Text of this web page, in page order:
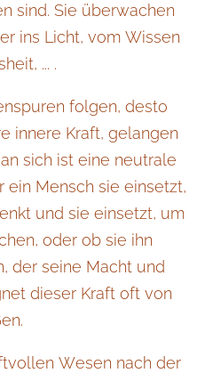
sind. Sie überwachen
ins Licht, vom Wissen
... .
folgen, desto
innere Kraft, gelangen
sich ist eine neutrale
ein Mensch sie einsetzt,
und sie einsetzt, um
oder ob sie ihn
der seine Macht und
dieser Kraft oft von
Wesen nach der